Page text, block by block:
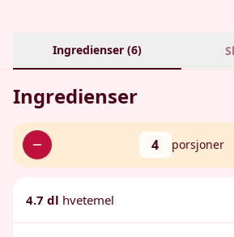
Ingredienser (6)
Ingredienser
4 porsjoner
4.7 dl hvetemel